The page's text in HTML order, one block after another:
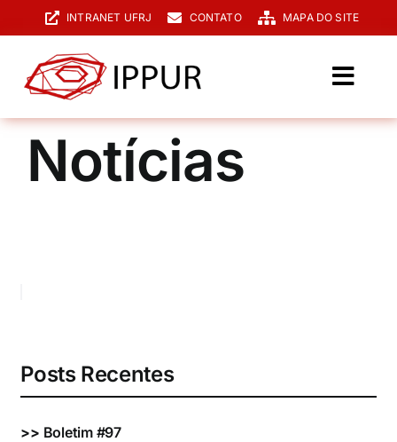
para
conteúdo
INTRANET UFRJ CONTATO MAPA DO SITE
O IPPUR
Graduação
Eventos e Certificados
Notícias
Posts Recentes
>> Boletim #97